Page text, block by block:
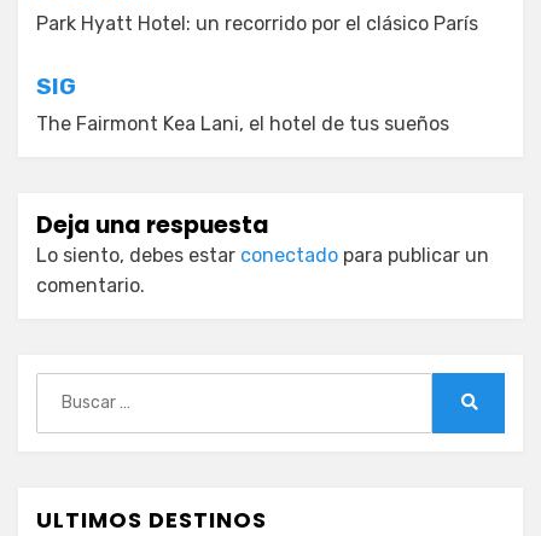
de
entradas
Park Hyatt Hotel: un recorrido por el clásico París
SIG
The Fairmont Kea Lani, el hotel de tus sueños
Deja una respuesta
Lo siento, debes estar conectado para publicar un
comentario.
ULTIMOS DESTINOS